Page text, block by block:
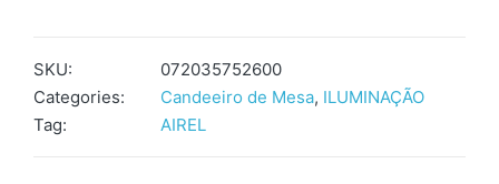
SKU:
072035752600
Categories:
Candeeiro de Mesa, ILUMINAÇÃO
Tag:
AIREL